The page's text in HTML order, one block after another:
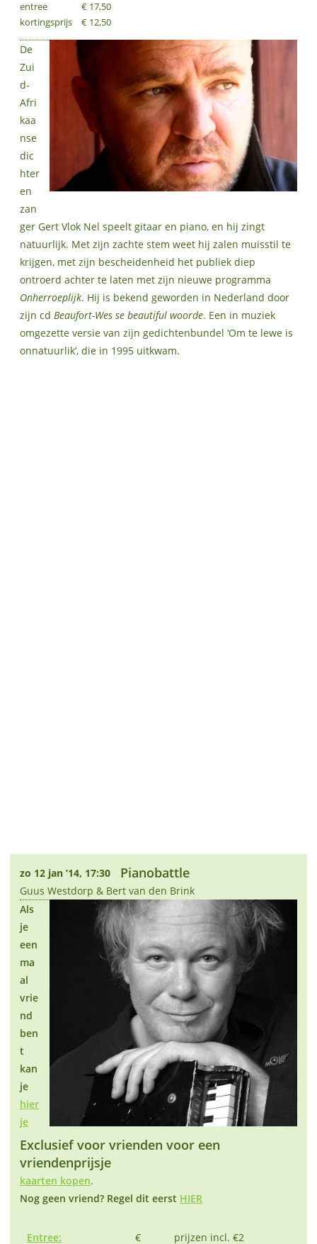
entree
kortingsprijs
€ 17,50
€ 12,50
De
Zui
d-
Afri
kaa
nse
dic
hter
en
zan
ger Gert Vlok Nel speelt gitaar en piano, en hij zingt
natuurlijk. Met zijn zachte stem weet hij zalen muisstil te
krijgen, met zijn bescheidenheid het publiek diep
ontroerd achter te laten met zijn nieuwe programma
Onherroeplijk. Hij is bekend geworden in Nederland door
zijn cd Beaufort-Wes se beautiful woorde. Een in muziek
omgezette versie van zijn gedichtenbundel ‘Om te lewe is
onnatuurlik’, die in 1995 uitkwam.
zo 12 jan ’14, 17:30 Pianobattle
Guus Westdorp & Bert van den Brink
Exclusief voor vrienden voor een
vriendenprijsje
Als
je
een
ma
al
vrie
nd
ben
t
kan
je
hier
je
kaarten kopen.
Nog geen vriend? Regel dit eerst HIER
Entree: € prijzen incl. €2